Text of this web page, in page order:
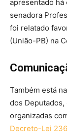
apresentado há
senadora
foi relatado
(União-PB) na
Também está
dos
organizadas
Decreto-Lei